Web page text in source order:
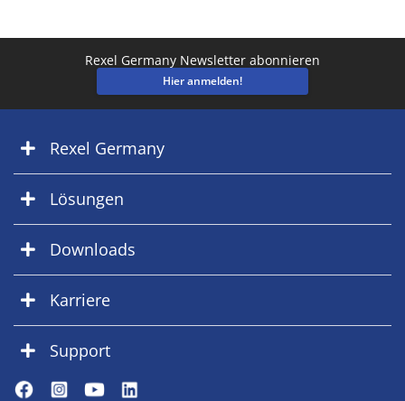
Rexel Germany Newsletter abonnieren
Hier anmelden!
Rexel Germany
Lösungen
Downloads
Karriere
Support